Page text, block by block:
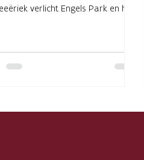
verlicht Engels Park en heel